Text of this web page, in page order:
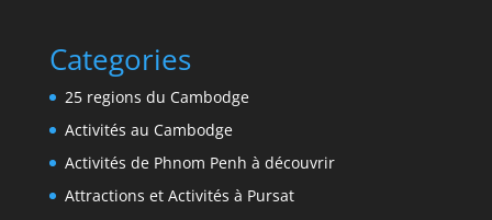
Categories
25 regions du Cambodge
Activités au Cambodge
Activités de Phnom Penh à découvrir
Attractions et Activités à Pursat